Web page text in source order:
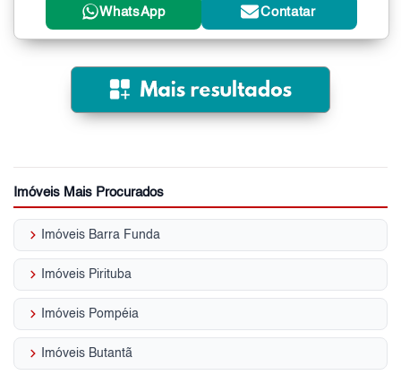
WhatsApp Contatar
Imóveis Mais Procurados
keyboard_arrow_right Imóveis Barra Funda
keyboard_arrow_right Imóveis Pirituba
keyboard_arrow_right Imóveis Pompéia
keyboard_arrow_right Imóveis Butantã